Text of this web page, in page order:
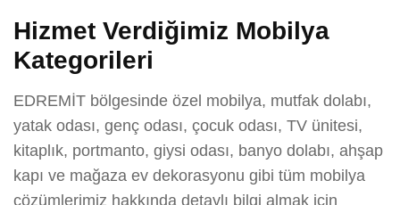
Hizmet Verdiğimiz Mobilya
Kategorileri
EDREMİT bölgesinde özel mobilya, mutfak dolabı,
yatak odası, genç odası, çocuk odası, TV ünitesi,
kitaplık, portmanto, giysi odası, banyo dolabı, ahşap
kapı ve mağaza ev dekorasyonu gibi tüm mobilya
çözümlerimiz hakkında detaylı bilgi almak için